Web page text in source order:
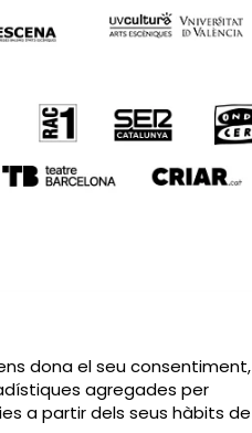
de privacitat | Contactar
dona el seu consentiment,
agregades per
a partir dels seus hàbits de